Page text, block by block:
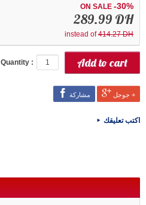
ON SALE -30%
289.99 DH
instead of414.27 DH
Quantity :
مشاركة جوجل +
اكتب تعليقك